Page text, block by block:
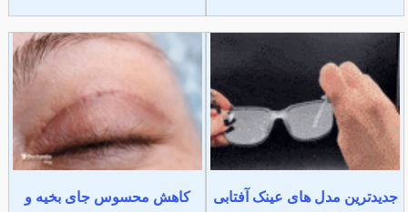
جدیدترین مدل های عینک آفتابی
کاهش محسوس جای بخیه و